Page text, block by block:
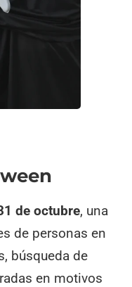
de octubre, una
de personas en
búsqueda de
en motivos